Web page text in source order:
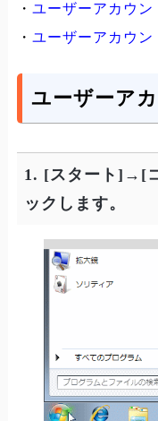
・ ユーザーアカウン
・ ユーザーアカウン
ユーザーア
1. [スタート]→[
ックします。